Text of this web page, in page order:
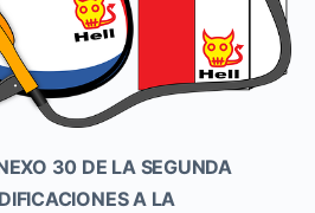
30 DE LA SEGUNDA
A LA